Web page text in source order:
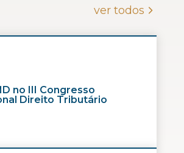
ver todos
no III Congresso
Direito Tributário